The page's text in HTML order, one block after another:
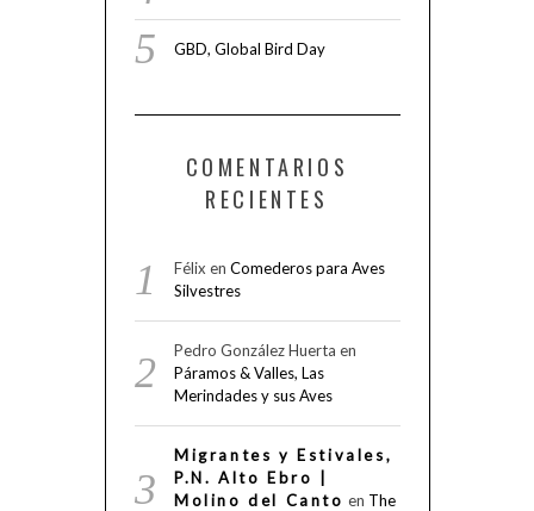
GBD, Global Bird Day
COMENTARIOS
RECIENTES
Félix en Comederos para Aves
Silvestres
Pedro González Huerta en
Páramos & Valles, Las
Merindades y sus Aves
Migrantes y Estivales,
P.N. Alto Ebro |
Molino del Canto en The